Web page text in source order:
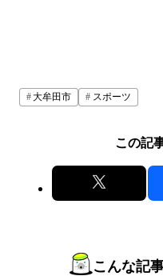
大牟田市 スポーツ
この記
こんな記